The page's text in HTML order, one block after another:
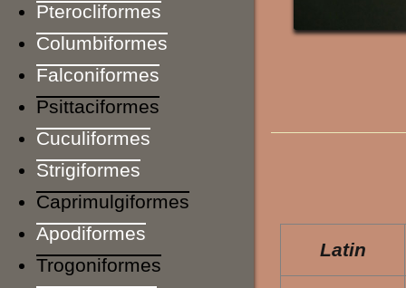
Pterocliformes
Columbiformes
Falconiformes
Psittaciformes
Cuculiformes
Strigiformes
Caprimulgiformes
Apodiformes
Trogoniformes
Latin